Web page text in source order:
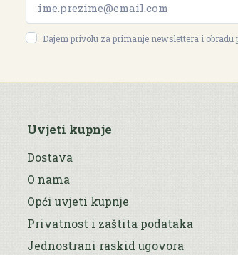
Dajem privolu za primanje newslettera i obradu
Uvjeti kupnje
Dostava
O nama
Opći uvjeti kupnje
Privatnost i zaštita podataka
Jednostrani raskid ugovora